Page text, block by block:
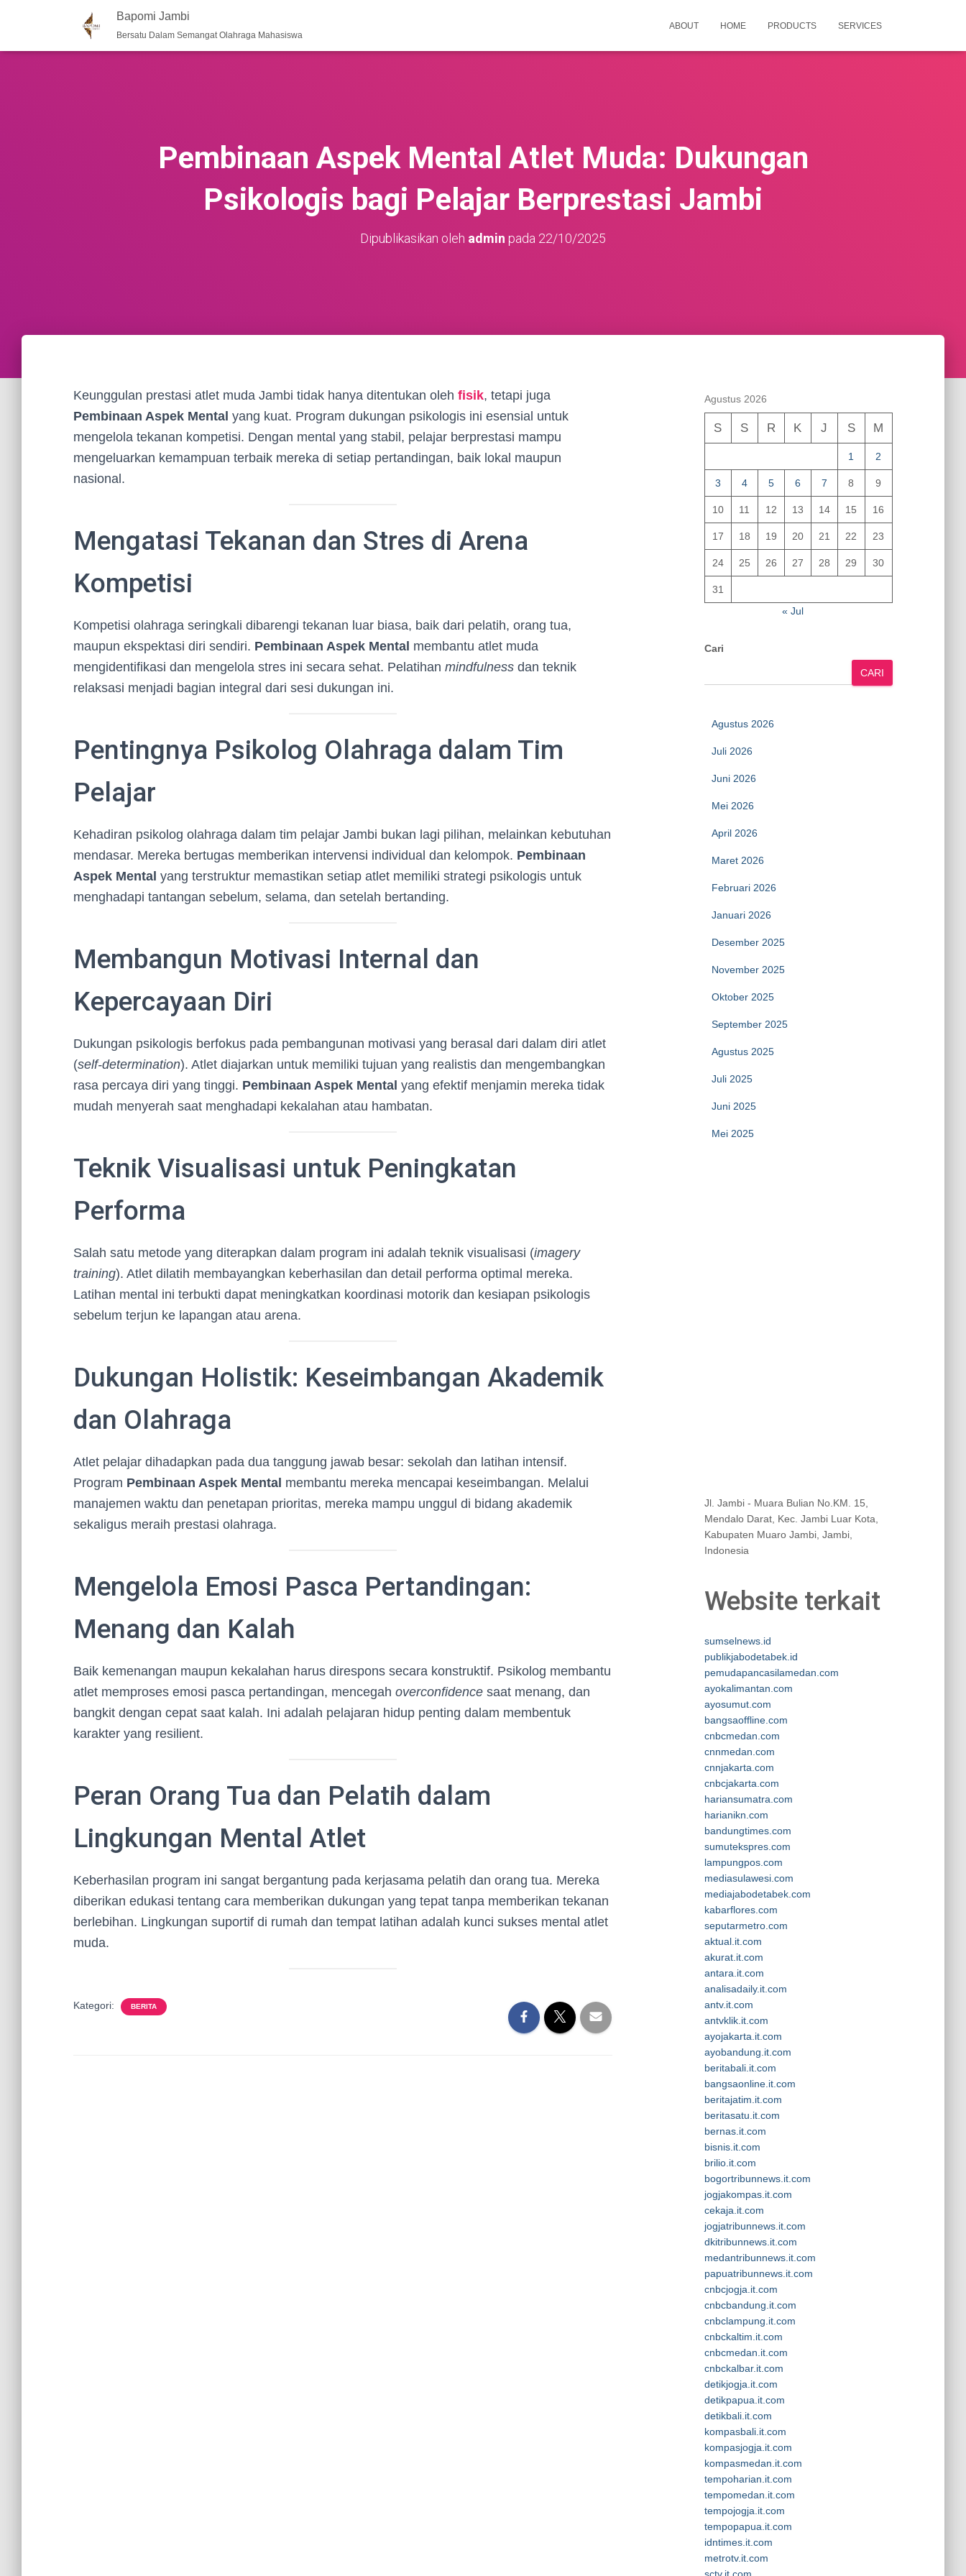
Bapomi Jambi
Bersatu Dalam Semangat Olahraga Mahasiswa
ABOUT HOME PRODUCTS SERVICES
Pembinaan Aspek Mental Atlet Muda: Dukungan
Psikologis bagi Pelajar Berprestasi Jambi
Dipublikasikan oleh admin pada 22/10/2025
Keunggulan prestasi atlet muda Jambi tidak hanya ditentukan oleh fisik, tetapi juga
Pembinaan Aspek Mental yang kuat. Program dukungan psikologis ini esensial untuk
mengelola tekanan kompetisi. Dengan mental yang stabil, pelajar berprestasi mampu
mengeluarkan kemampuan terbaik mereka di setiap pertandingan, baik lokal maupun
nasional.
Mengatasi Tekanan dan Stres di Arena
Kompetisi
Kompetisi olahraga seringkali dibarengi tekanan luar biasa, baik dari pelatih, orang tua,
maupun ekspektasi diri sendiri. Pembinaan Aspek Mental membantu atlet muda
mengidentifikasi dan mengelola stres ini secara sehat. Pelatihan mindfulness dan teknik
relaksasi menjadi bagian integral dari sesi dukungan ini.
Pentingnya Psikolog Olahraga dalam Tim
Pelajar
Kehadiran psikolog olahraga dalam tim pelajar Jambi bukan lagi pilihan, melainkan kebutuhan
mendasar. Mereka bertugas memberikan intervensi individual dan kelompok. Pembinaan
Aspek Mental yang terstruktur memastikan setiap atlet memiliki strategi psikologis untuk
menghadapi tantangan sebelum, selama, dan setelah bertanding.
Membangun Motivasi Internal dan
Kepercayaan Diri
Dukungan psikologis berfokus pada pembangunan motivasi yang berasal dari dalam diri atlet
(self-determination). Atlet diajarkan untuk memiliki tujuan yang realistis dan mengembangkan
rasa percaya diri yang tinggi. Pembinaan Aspek Mental yang efektif menjamin mereka tidak
mudah menyerah saat menghadapi kekalahan atau hambatan.
Teknik Visualisasi untuk Peningkatan
Performa
Salah satu metode yang diterapkan dalam program ini adalah teknik visualisasi (imagery
training). Atlet dilatih membayangkan keberhasilan dan detail performa optimal mereka.
Latihan mental ini terbukti dapat meningkatkan koordinasi motorik dan kesiapan psikologis
sebelum terjun ke lapangan atau arena.
Dukungan Holistik: Keseimbangan Akademik
dan Olahraga
Atlet pelajar dihadapkan pada dua tanggung jawab besar: sekolah dan latihan intensif.
Program Pembinaan Aspek Mental membantu mereka mencapai keseimbangan. Melalui
manajemen waktu dan penetapan prioritas, mereka mampu unggul di bidang akademik
sekaligus meraih prestasi olahraga.
Mengelola Emosi Pasca Pertandingan:
Menang dan Kalah
Baik kemenangan maupun kekalahan harus direspons secara konstruktif. Psikolog membantu
atlet memproses emosi pasca pertandingan, mencegah overconfidence saat menang, dan
bangkit dengan cepat saat kalah. Ini adalah pelajaran hidup penting dalam membentuk
karakter yang resilient.
Peran Orang Tua dan Pelatih dalam
Lingkungan Mental Atlet
Keberhasilan program ini sangat bergantung pada kerjasama pelatih dan orang tua. Mereka
diberikan edukasi tentang cara memberikan dukungan yang tepat tanpa memberikan tekanan
berlebihan. Lingkungan suportif di rumah dan tempat latihan adalah kunci sukses mental atlet
muda.
Kategori: BERITA
Agustus 2026
S S R K J S M
1 2
3 4 5 6 7 8 9
10 11 12 13 14 15 16
17 18 19 20 21 22 23
24 25 26 27 28 29 30
31
« Jul
Cari
CARI
Agustus 2026
Juli 2026
Juni 2026
Mei 2026
April 2026
Maret 2026
Februari 2026
Januari 2026
Desember 2025
November 2025
Oktober 2025
September 2025
Agustus 2025
Juli 2025
Juni 2025
Mei 2025
Jl. Jambi - Muara Bulian No.KM. 15,
Mendalo Darat, Kec. Jambi Luar Kota,
Kabupaten Muaro Jambi, Jambi,
Indonesia
Website terkait
sumselnews.id
publikjabodetabek.id
pemudapancasilamedan.com
ayokalimantan.com
ayosumut.com
bangsaoffline.com
cnbcmedan.com
cnnmedan.com
cnnjakarta.com
cnbcjakarta.com
hariansumatra.com
harianikn.com
bandungtimes.com
sumutekspres.com
lampungpos.com
mediasulawesi.com
mediajabodetabek.com
kabarflores.com
seputarmetro.com
aktual.it.com
akurat.it.com
antara.it.com
analisadaily.it.com
antv.it.com
antvklik.it.com
ayojakarta.it.com
ayobandung.it.com
beritabali.it.com
bangsaonline.it.com
beritajatim.it.com
beritasatu.it.com
bernas.it.com
bisnis.it.com
brilio.it.com
bogortribunnews.it.com
jogjakompas.it.com
cekaja.it.com
jogjatribunnews.it.com
dkitribunnews.it.com
medantribunnews.it.com
papuatribunnews.it.com
cnbcjogja.it.com
cnbcbandung.it.com
cnbclampung.it.com
cnbckaltim.it.com
cnbcmedan.it.com
cnbckalbar.it.com
detikjogja.it.com
detikpapua.it.com
detikbali.it.com
kompasbali.it.com
kompasjogja.it.com
kompasmedan.it.com
tempoharian.it.com
tempomedan.it.com
tempojogja.it.com
tempopapua.it.com
idntimes.it.com
metrotv.it.com